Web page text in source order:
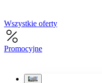
Wszystkie oferty
Promocyjne